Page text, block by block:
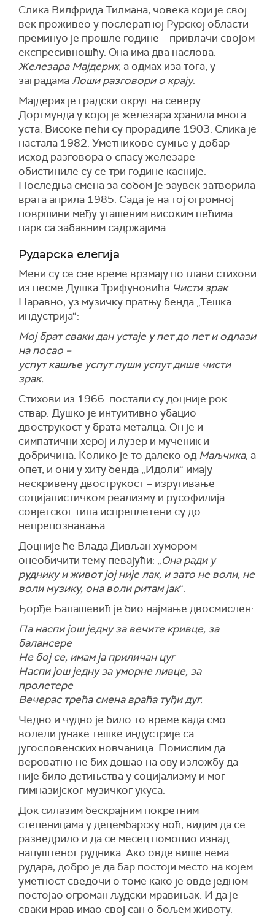
Слика Вилфрида Тилмана, човека који је свој
век проживео у послератној Рурској области –
преминуо је прошле године – привлачи својом
експресивношћу. Она има два наслова.
Железара Мајдерих, а одмах иза тога, у
заградамаЛоши разговори о крају.
Мајдерих је градски округ на северу
Дортмунда у којој је железара хранила многа
уста. Високе пећи су прорадиле 1903. Слика је
настала 1982. Уметникове сумње у добар
исход разговора о спасу железаре
обистиниле су се три године касније.
Последња смена за собом је заувек затворила
врата априла 1985. Сада је на тој огромној
површини међу угашеним високим пећима
парк са забавним садржајима.
Рударска елегија
Мени су се све време врзмају по глави стихови
из песме Душка Трифуновића Чисти зрак.
Наравно, уз музичку пратњу бенда „Тешка
индустрија“:
Мој брат сваки дан устаје у пет до пет и одлази
на посао –
успут кашље успут пуши успут дише чисти
зрак.
Стихови из 1966. постали су доцније рок
ствар. Душко је интуитивно убацио
двострукост у брата металца. Он је и
симпатични херој и лузер и мученик и
добричина. Колико је то далеко одМаљчика, а
опет, и они у хиту бенда „Идоли“ имају
нескривену двострукост – изругивање
социјалистичком реализму и русофилија
совјетског типа испреплетени су до
непрепознавања.
Доцније ће Влада Дивљан хумором
онеобичити тему певајући: „Она ради у
руднику и живот јој није лак, и зато не воли, не
воли музику, она воли ритам јак“.
Ђорђе Балашевић је био најмање двосмислен:
Па наспи још једну за вечите кривце, за
балансере
Не бој се, имам ја приличан цуг
Наспи још једну за уморне ливце, за
пролетере
Вечерас трећа смена враћа туђи дуг.
Чедно и чудно је било то време када смо
волели јунаке тешке индустрије са
југословенских новчаница. Помислим да
вероватно не бих дошао на ову изложбу да
није било детињства у социјализму и мог
гимназијског музичког укуса.
Док силазим бескрајним покретним
степеницама у децембарску ноћ, видим да се
разведрило и да се месец помолио изнад
напуштеног рудника. Ако овде више нема
рудара, добро је да бар постоји место на којем
уметност сведочи о томе како је овде једном
постојао огроман људски мравињак. И да је
сваки мрав имао свој сан о бољем животу.